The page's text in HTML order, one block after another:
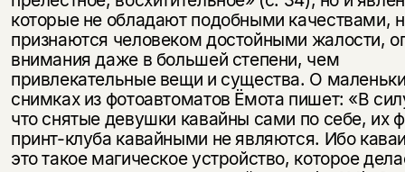
которые не обладают подобными качествами,
признаются человеком достойными жалости,
внимания даже в большей степени, чем
привлекательные вещи и существа. О
снимках из фотоавтоматов Ёмота пишет: «В
что снятые девушки кавайны сами по себе, их
принт-клуба кавайными не являются. Ибо
это такое магическое устройство, которое
подписаться
подписаться
да
нет, вернуться назад